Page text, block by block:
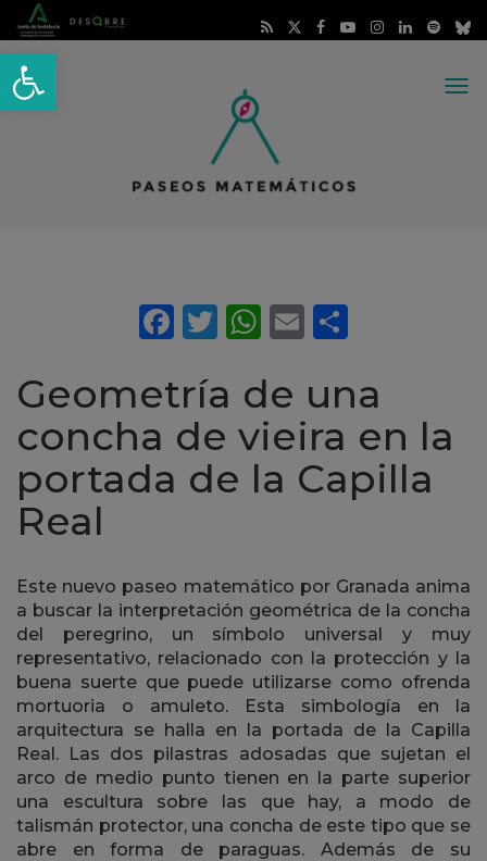
Abrir barra de herramientas
Geometría de una
concha de vieira en la
portada de la Capilla
Real
Este nuevo paseo matemático por Granada anima
a buscar la interpretación geométrica de la concha
del peregrino, un símbolo universal y muy
representativo, relacionado con la protección y la
buena suerte que puede utilizarse como ofrenda
mortuoria o amuleto. Esta simbología en la
arquitectura se halla en la portada de la Capilla
Real. Las dos pilastras adosadas que sujetan el
arco de medio punto tienen en la parte superior
una escultura sobre las que hay, a modo de
talismán protector, una concha de este tipo que se
abre en forma de paraguas. Además de su